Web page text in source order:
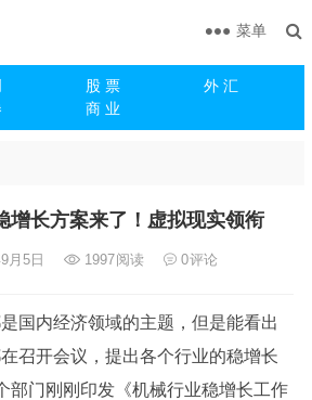
股 票
外 汇
商 业
菜单
增长方案来了！虚拟现实领衔
月5日 1997阅读 0评论
国内经济领域的主题，但是能看出
召开会议，提出各个行业的稳增长
部门刚刚印发《机械行业稳增长工作